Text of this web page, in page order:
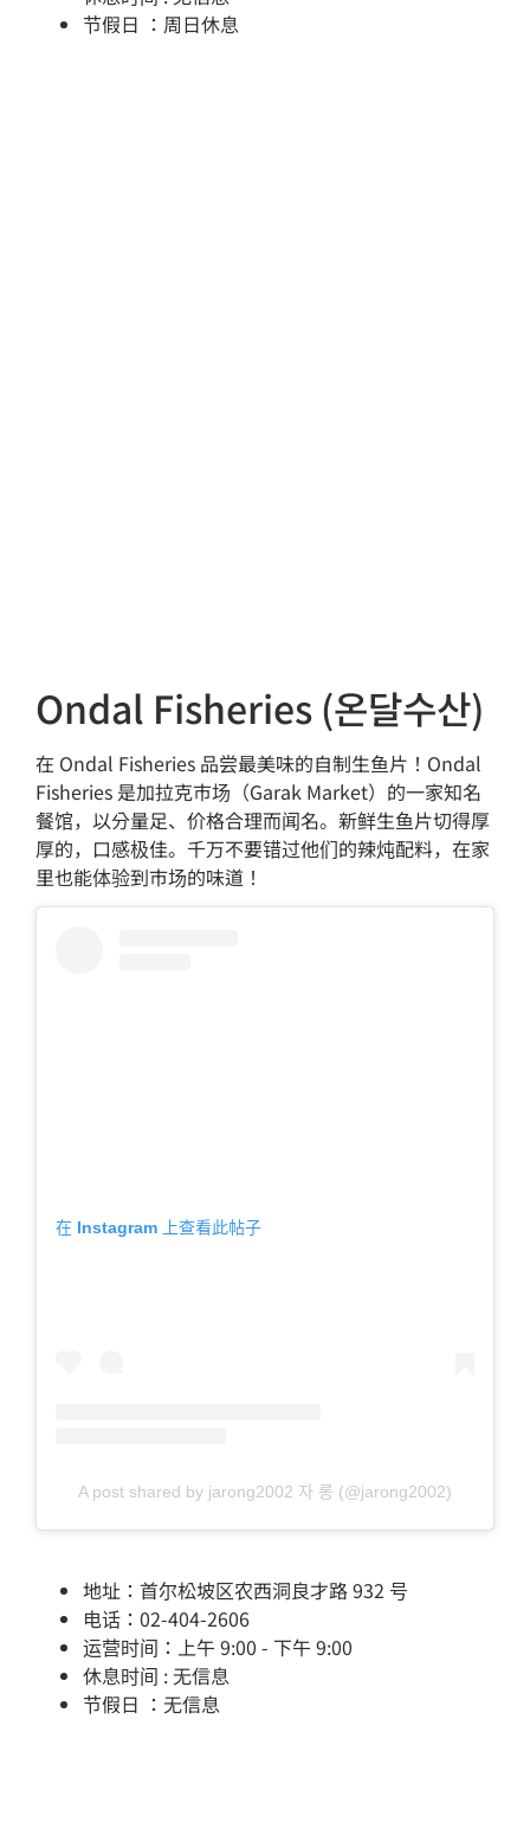
节假日 ：周日休息
Ondal Fisheries (온달수산)
在 Ondal Fisheries 品尝最美味的自制生鱼片！Ondal
Fisheries 是加拉克市场（Garak Market）的一家知名
餐馆，以分量足、价格合理而闻名。新鲜生鱼片切得厚
厚的，口感极佳。千万不要错过他们的辣炖配料，在家
里也能体验到市场的味道！
在 Instagram 上查看此帖子
A post shared by jarong2002 자 롱 (@jarong2002)
地址：首尔松坡区农西洞良才路 932 号
电话：02-404-2606
运营时间：上午 9:00 - 下午 9:00
休息时间 : 无信息
节假日 ：无信息